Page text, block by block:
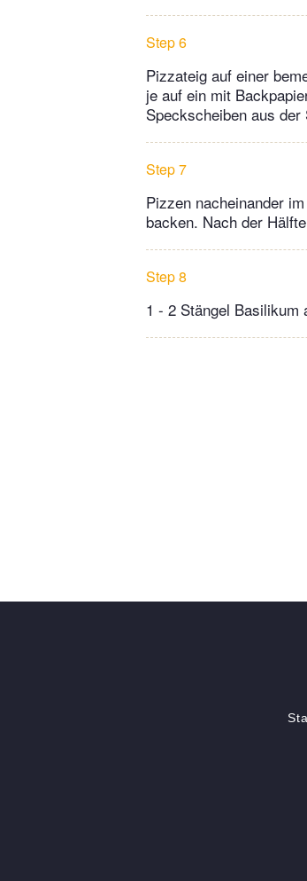
Step 6
Pizzateig auf einer
je auf ein mit
Speckscheiben aus
Step 7
Pizzen nacheinander
backen. Nach der
Step 8
1 - 2 Stängel Basilikum